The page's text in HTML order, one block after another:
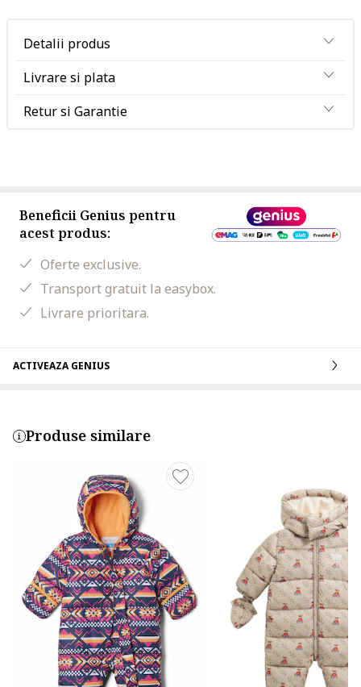
Detalii produs
Livrare si plata
Retur si Garantie
Beneficii Genius pentru
acest produs:
Oferte exclusive.
Transport gratuit la easybox.
Livrare prioritara.
ACTIVEAZA GENIUS
Produse similare